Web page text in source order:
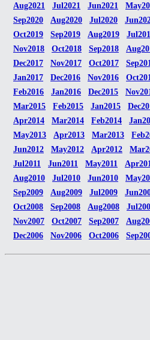
Aug2021
Jul2021 Jun2021
Sep2020
Aug2020 Jul2020
Oct2019
Sep2019 Aug2019
Nov2018
Oct2018 Sep2018
Dec2017
Nov2017 Oct2017
Jan2017
Dec2016 Nov2016
Feb2016
Jan2016 Dec2015
Mar2015
Feb2015 Jan2015
Apr2014
Mar2014 Feb2014
May2013
Apr2013 Mar2013
Jun2012
May2012 Apr2012
Jul2011
Jun2011 May2011
Aug2010
Jul2010 Jun2010
Sep2009
Aug2009 Jul2009
Oct2008
Sep2008 Aug2008
Nov2007
Oct2007 Sep2007
Dec2006
Nov2006 Oct2006